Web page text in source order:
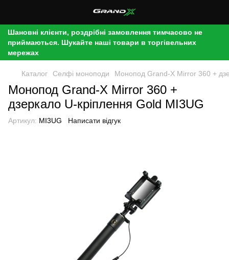
Шановні клієнти, роздрібні замовлення тимчасово не
приймаються. Шукайте наші товари в торгівельних
мережах
Каталог Селфі моноподи Монопод Grand-X Mirror 360 +
Монопод Grand-X Mirror 360 +
дзеркало U-кріплення Gold MI3UG
Артикул: MI3UG Написати відгук